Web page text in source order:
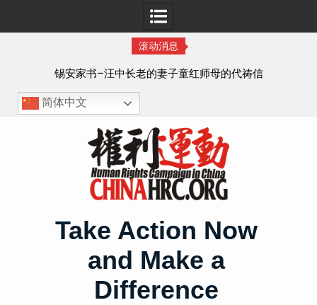
滚动消息
锡安家书–汪中长老的妻子童红⁩师母的代祷信
简体中文
Take Action Now
and Make a
Difference